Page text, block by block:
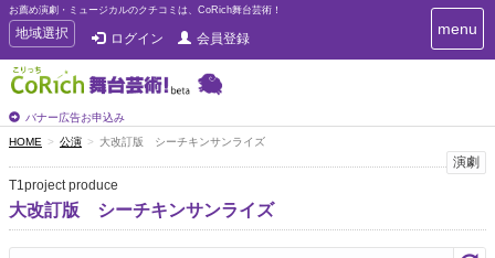
お薦め演劇・ミュージカルのクチコミは、CoRich舞台芸術！
T
o
g
g
e
n
a
v
i
g
地域選択 ログイン 会員登録
バナー広告お申込み
T
o
i
g
menu
HOME 公演 大改訂版 シーチキンサンライズ
演劇
T1project produce
大改訂版 シーチキンサンライズ